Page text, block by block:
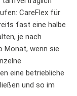
CareFlex für
fast eine halbe
je nach
Monat, wenn sie
eine betriebliche
und so im